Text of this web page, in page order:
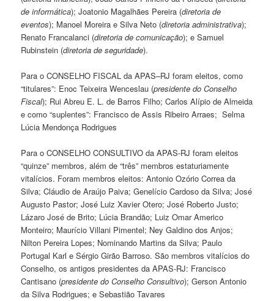
de informática); Joatonio Magalhães Pereira (diretoria de
eventos); Manoel Moreira e Silva Neto (diretoria administrativa);
Renato Francalanci (diretoria de comunicação); e Samuel
Rubinstein (diretoria de seguridade).
Para o CONSELHO FISCAL da APAS–RJ foram eleitos, como
“titulares”: Enoc Teixeira Wenceslau (presidente do Conselho
Fiscal); Rui Abreu E. L. de Barros Filho; Carlos Alípio de Almeida
e como “suplentes”: Francisco de Assis Ribeiro Arraes; Selma
Lúcia Mendonça Rodrigues
Para o CONSELHO CONSULTIVO da APAS-RJ foram eleitos
“quinze” membros, além de “três” membros estaturiamente
vitalícios. Foram membros eleitos: Antonio Ozório Correa da
Silva; Cláudio de Araújo Paiva; Genelício Cardoso da Silva; José
Augusto Pastor; José Luiz Xavier Otero; José Roberto Justo;
Lázaro José de Brito; Lúcia Brandão; Luiz Omar Americo
Monteiro; Maurício Villani Pimentel; Ney Galdino dos Anjos;
Nilton Pereira Lopes; Nominando Martins da Silva; Paulo
Portugal Karl e Sérgio Girão Barroso. São membros vitalícios do
Conselho, os antigos presidentes da APAS-RJ: Francisco
Cantisano (presidente do Conselho Consultivo); Gerson Antonio
da Silva Rodrigues; e Sebastião Tavares